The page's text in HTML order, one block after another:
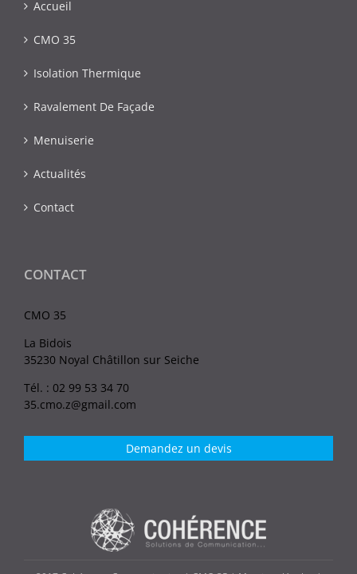
Accueil
CMO 35
Isolation Thermique
Ravalement De Façade
Menuiserie
Actualités
Contact
CONTACT
CMO 35
La Bidois
35230 Noyal Châtillon sur Seiche
Tél. : 02 99 53 34 70
35.cmo.z@gmail.com
Demandez un devis